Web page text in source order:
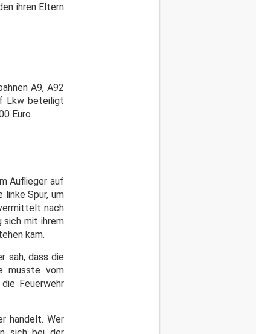
ihren Eltern
A9, A92
Lkw beteiligt
Euro.
Auflieger auf
Spur, um
nach
sich mit ihrem
kam.
sah, dass die
musste vom
Feuerwehr
handelt. Wer